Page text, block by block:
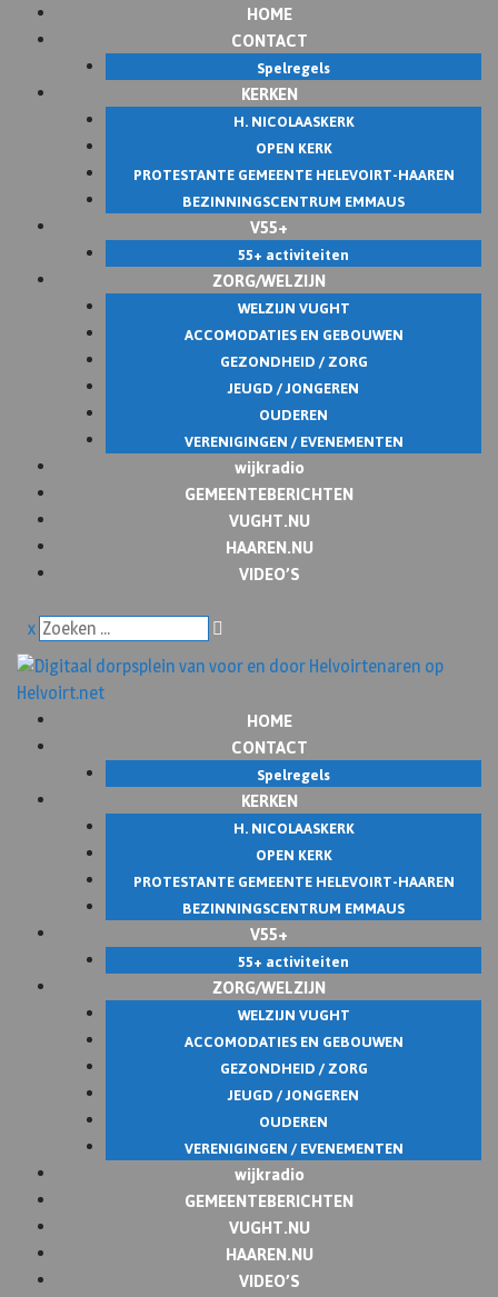
HOME
CONTACT
Spelregels
KERKEN
H. NICOLAASKERK
OPEN KERK
PROTESTANTE GEMEENTE HELEVOIRT-HAAREN
BEZINNINGSCENTRUM EMMAUS
V55+
55+ activiteiten
ZORG/WELZIJN
WELZIJN VUGHT
ACCOMODATIES EN GEBOUWEN
GEZONDHEID / ZORG
JEUGD / JONGEREN
OUDEREN
VERENIGINGEN / EVENEMENTEN
wijkradio
GEMEENTEBERICHTEN
VUGHT.NU
HAAREN.NU
VIDEO’S
x
HOME
CONTACT
Spelregels
KERKEN
H. NICOLAASKERK
OPEN KERK
PROTESTANTE GEMEENTE HELEVOIRT-HAAREN
BEZINNINGSCENTRUM EMMAUS
V55+
55+ activiteiten
ZORG/WELZIJN
WELZIJN VUGHT
ACCOMODATIES EN GEBOUWEN
GEZONDHEID / ZORG
JEUGD / JONGEREN
OUDEREN
VERENIGINGEN / EVENEMENTEN
wijkradio
GEMEENTEBERICHTEN
VUGHT.NU
HAAREN.NU
VIDEO’S